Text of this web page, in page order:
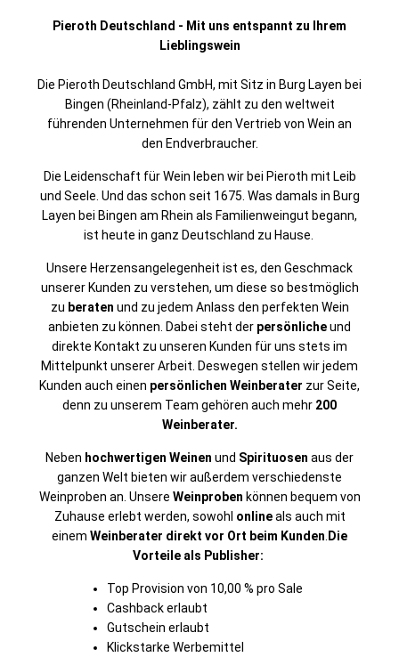
Pieroth Deutschland - Mit uns entspannt zu Ihrem
Lieblingswein
Die Pieroth Deutschland GmbH, mit Sitz in Burg Layen bei
Bingen (Rheinland-Pfalz), zählt zu den weltweit
führenden Unternehmen für den Vertrieb von Wein an
den Endverbraucher.
Die Leidenschaft für Wein leben wir bei Pieroth mit Leib
und Seele. Und das schon seit 1675. Was damals in Burg
Layen bei Bingen am Rhein als Familienweingut begann,
ist heute in ganz Deutschland zu Hause.
Unsere Herzensangelegenheit ist es, den Geschmack
unserer Kunden zu verstehen, um diese so bestmöglich
zu beraten und zu jedem Anlass den perfekten Wein
anbieten zu können. Dabei steht der persönlicheund
direkte Kontakt zu unseren Kunden für uns stets im
Mittelpunkt unserer Arbeit. Deswegen stellen wir jedem
Kunden auch einen persönlichen Weinberater zur Seite,
denn zu unserem Team gehören auch mehr 200
Weinberater.
Neben hochwertigen Weinen und Spirituosen aus der
ganzen Welt bieten wir außerdem verschiedenste
Weinproben an. Unsere Weinproben können bequem von
Zuhause erlebt werden, sowohl onlineals auch mit
einem Weinberater direkt vor Ort beim Kunden Die
Vorteile als Publisher:
Top Provision von 10,00 % pro Sale
Cashback erlaubt
Gutschein erlaubt
Klickstarke Werbemittel